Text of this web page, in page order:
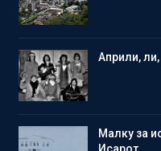
Aприли,
Малку за